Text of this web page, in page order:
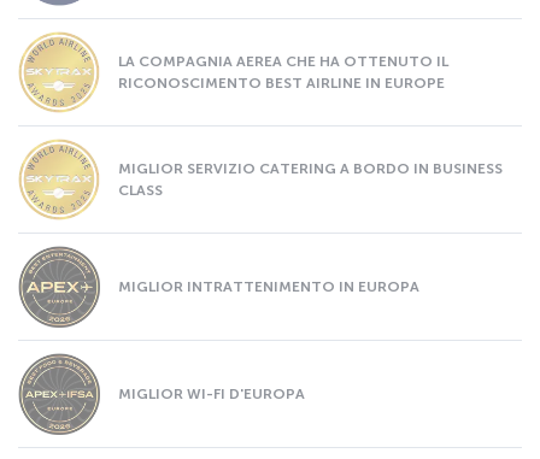
LA COMPAGNIA AEREA CHE HA OTTENUTO IL
RICONOSCIMENTO BEST AIRLINE IN EUROPE
MIGLIOR SERVIZIO CATERING A BORDO IN BUSINESS
CLASS
MIGLIOR INTRATTENIMENTO IN EUROPA
MIGLIOR WI-FI D'EUROPA